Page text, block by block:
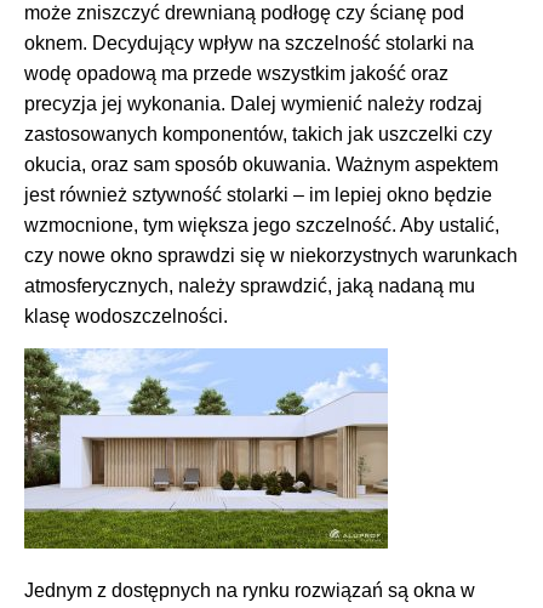
może zniszczyć drewnianą podłogę czy ścianę pod
oknem. Decydujący wpływ na szczelność stolarki na
wodę opadową ma przede wszystkim jakość oraz
precyzja jej wykonania. Dalej wymienić należy rodzaj
zastosowanych komponentów, takich jak uszczelki czy
okucia, oraz sam sposób okuwania. Ważnym aspektem
jest również sztywność stolarki – im lepiej okno będzie
wzmocnione, tym większa jego szczelność. Aby ustalić,
czy nowe okno sprawdzi się w niekorzystnych warunkach
atmosferycznych, należy sprawdzić, jaką nadaną mu
klasę wodoszczelności.
Jednym z dostępnych na rynku rozwiązań są okna w